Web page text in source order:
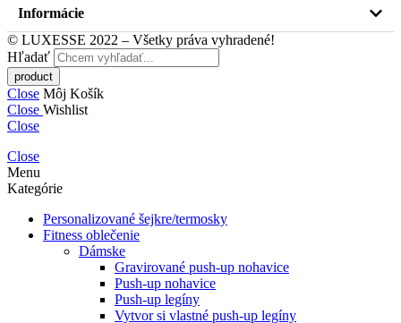
Informácie
© LUXESSE 2022 – Všetky práva vyhradené!
Hľadať
Close Môj Košík
Close Wishlist
Close
Close
Menu
Kategórie
Personalizované šejkre/termosky
Fitness oblečenie
Dámske
Gravirované push-up nohavice
Push-up nohavice
Push-up legíny
Vytvor si vlastné push-up legíny